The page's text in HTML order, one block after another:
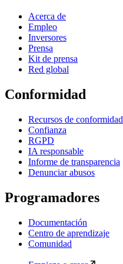
Acerca de
Empleo
Inversores
Prensa
Kit de prensa
Red global
Conformidad
Recursos de conformidad
Confianza
RGPD
IA responsable
Informe de transparencia
Denunciar abusos
Programadores
Documentación
Centro de aprendizaje
Comunidad